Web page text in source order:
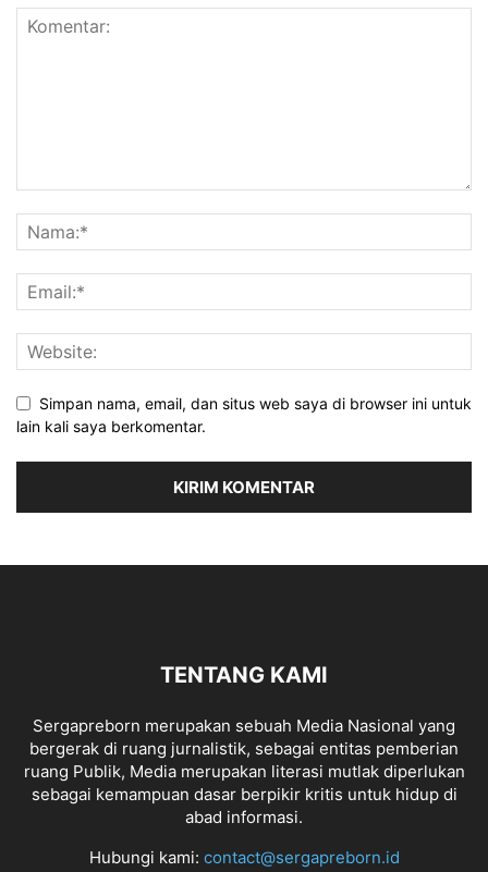
Simpan nama, email, dan situs web saya di browser ini untuk
lain kali saya berkomentar.
TENTANG KAMI
Sergapreborn merupakan sebuah Media Nasional yang
bergerak di ruang jurnalistik, sebagai entitas pemberian
ruang Publik, Media merupakan literasi mutlak diperlukan
sebagai kemampuan dasar berpikir kritis untuk hidup di
abad informasi.
Hubungi kami: contact@sergapreborn.id